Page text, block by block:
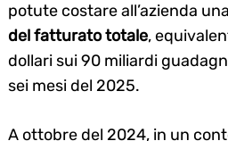
potute costare all’azienda
del fatturato totale,
dollari sui 90 miliardi
sei mesi del 2025.
A ottobre del 2024, in un